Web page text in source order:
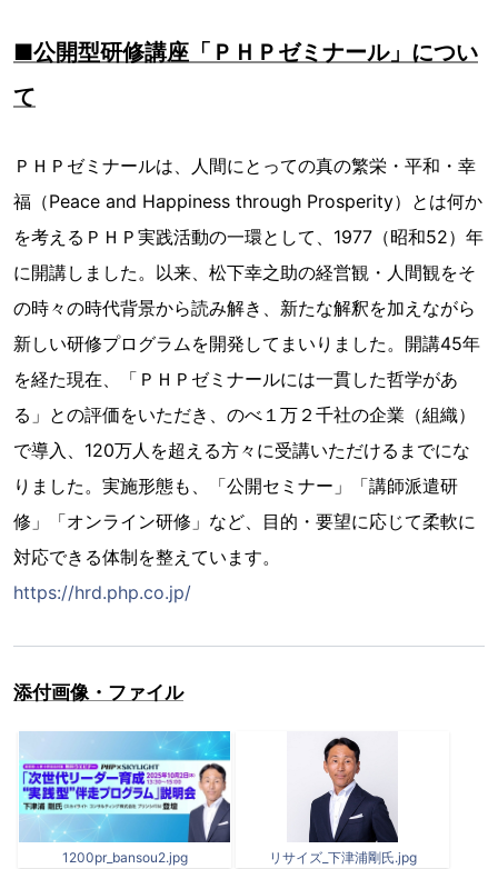
■公開型研修講座「ＰＨＰゼミナール」につい
て
ＰＨＰゼミナールは、人間にとっての真の繁栄・平和・幸
福（Peace and Happiness through Prosperity）とは何か
を考えるＰＨＰ実践活動の一環として、1977（昭和52）年
に開講しました。以来、松下幸之助の経営観・人間観をそ
の時々の時代背景から読み解き、新たな解釈を加えながら
新しい研修プログラムを開発してまいりました。開講45年
を経た現在、「ＰＨＰゼミナールには一貫した哲学があ
る」との評価をいただき、のべ１万２千社の企業（組織）
で導入、120万人を超える方々に受講いただけるまでにな
りました。実施形態も、「公開セミナー」「講師派遣研
修」「オンライン研修」など、目的・要望に応じて柔軟に
対応できる体制を整えています。
https://hrd.php.co.jp/
添付画像・ファイル
1200pr_bansou2.jpg リサイズ_下津浦剛氏.jpg